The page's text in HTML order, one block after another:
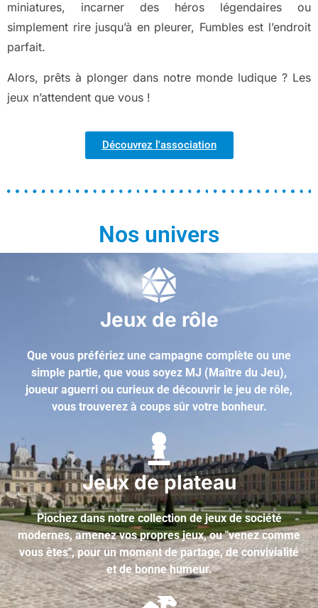
miniatures, incarner des héros légendaires ou
simplement rire jusqu’à en pleurer, Fumbles est l’endroit
parfait.
Alors, prêts à plonger dans notre monde ludique ? Les
jeux n’attendent que vous !
Découvrez l'association
Nos univers
Jeux de rôle
Que vous préfériez une campagne complète ou une
simple partie, que vous soyez MJ (Maître du Jeu),
joueur aguerri ou curieux de découvrir le jeu de rôle,
vous trouverez à coups sûr votre bonheur.
Jeux de plateau
Piochez dans notre collection de jeux de société
modernes, amenez vos propres jeux, ou "venez comme
vous êtes", pour un moment de partage, de convivialité
et de bonne humeur.